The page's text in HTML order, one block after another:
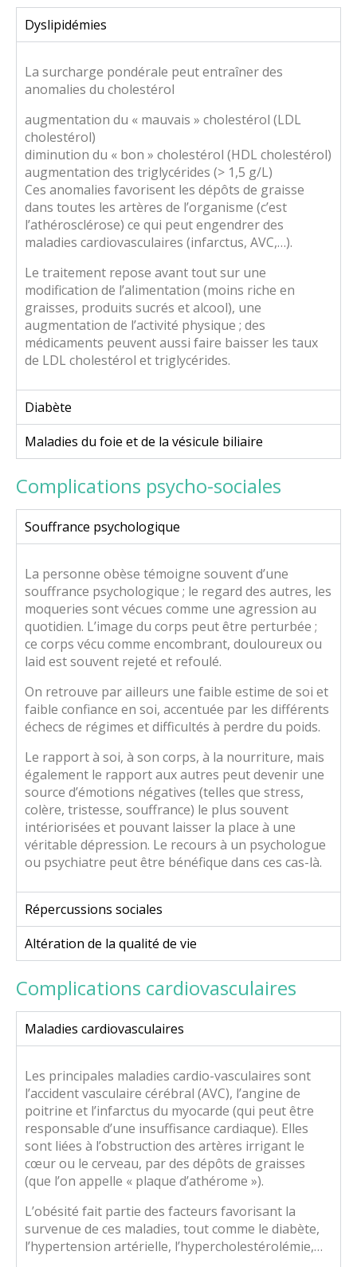
Dyslipidémies
La surcharge pondérale peut entraîner des
anomalies du cholestérol
augmentation du « mauvais » cholestérol (LDL
cholestérol)
diminution du « bon » cholestérol (HDL cholestérol)
augmentation des triglycérides (> 1,5 g/L)
Ces anomalies favorisent les dépôts de graisse
dans toutes les artères de l’organisme (c’est
l’athérosclérose) ce qui peut engendrer des
maladies cardiovasculaires (infarctus, AVC,…).
Le traitement repose avant tout sur une
modification de l’alimentation (moins riche en
graisses, produits sucrés et alcool), une
augmentation de l’activité physique ; des
médicaments peuvent aussi faire baisser les taux
de LDL cholestérol et triglycérides.
Diabète
Maladies du foie et de la vésicule biliaire
Complications psycho-sociales
Souffrance psychologique
La personne obèse témoigne souvent d’une
souffrance psychologique ; le regard des autres, les
moqueries sont vécues comme une agression au
quotidien. L’image du corps peut être perturbée ;
ce corps vécu comme encombrant, douloureux ou
laid est souvent rejeté et refoulé.
On retrouve par ailleurs une faible estime de soi et
faible confiance en soi, accentuée par les différents
échecs de régimes et difficultés à perdre du poids.
Le rapport à soi, à son corps, à la nourriture, mais
également le rapport aux autres peut devenir une
source d’émotions négatives (telles que stress,
colère, tristesse, souffrance) le plus souvent
intériorisées et pouvant laisser la place à une
véritable dépression. Le recours à un psychologue
ou psychiatre peut être bénéfique dans ces cas-là.
Répercussions sociales
Altération de la qualité de vie
Complications cardiovasculaires
Maladies cardiovasculaires
Les principales maladies cardio-vasculaires sont
l’accident vasculaire cérébral (AVC), l’angine de
poitrine et l’infarctus du myocarde (qui peut être
responsable d’une insuffisance cardiaque). Elles
sont liées à l’obstruction des artères irrigant le
cœur ou le cerveau, par des dépôts de graisses
(que l’on appelle « plaque d’athérome »).
L’obésité fait partie des facteurs favorisant la
survenue de ces maladies, tout comme le diabète,
l’hypertension artérielle, l’hypercholestérolémie,…